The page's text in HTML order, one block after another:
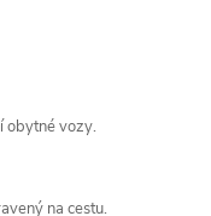
obytné vozy.
na cestu.